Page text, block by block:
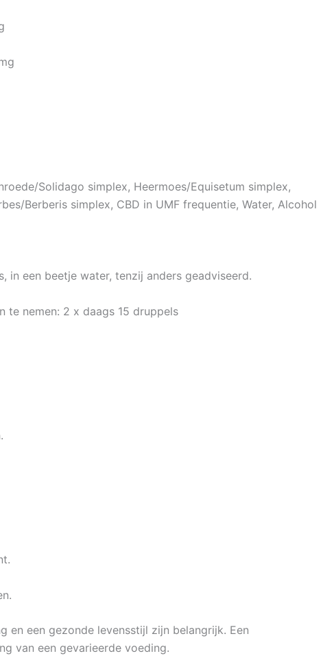
Solidago simplex, Heermoes/Equisetum simplex,
Berberis simplex, CBD in UMF frequentie, Water, Alcohol
in een beetje water, tenzij anders geadviseerd.
te nemen: 2 x daags 15 druppels
en een gezonde levensstijl zijn belangrijk. Een
van een gevarieerde voeding.